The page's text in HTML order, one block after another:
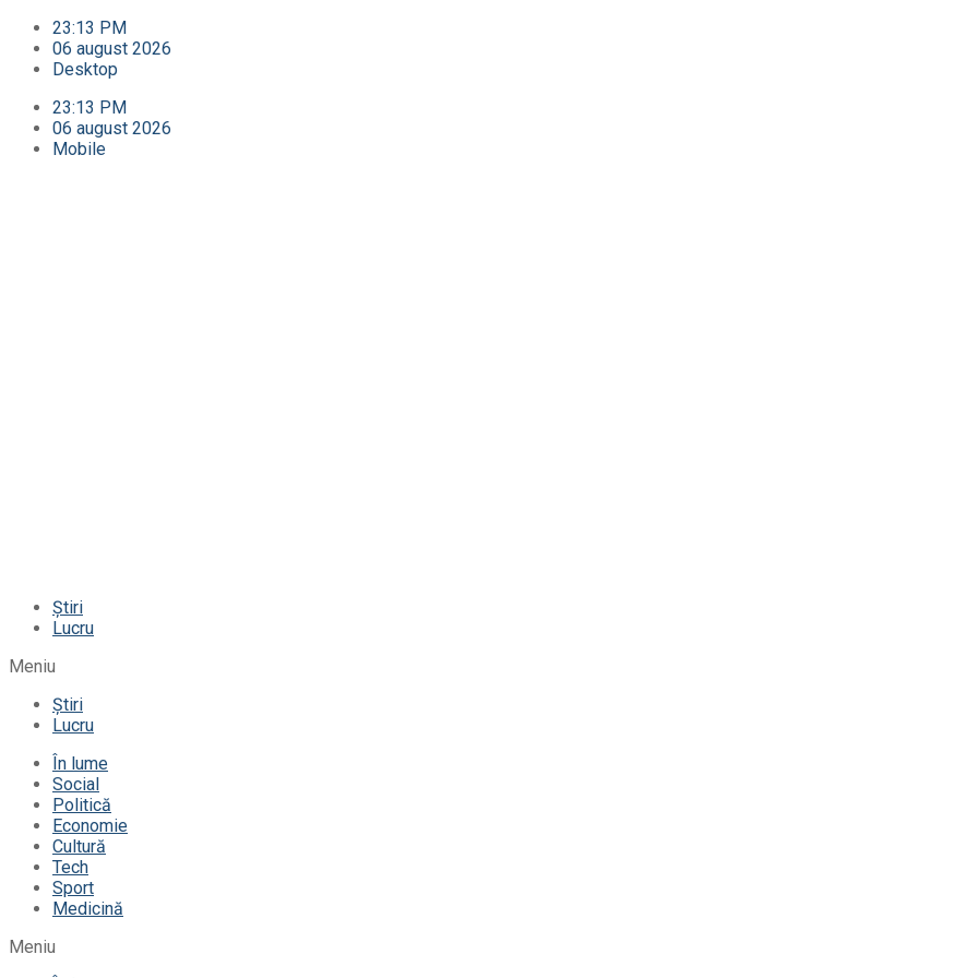
23:13 PM
06 august 2026
Desktop
23:13 PM
06 august 2026
Mobile
Știri
Lucru
Meniu
Știri
Lucru
În lume
Social
Politică
Economie
Cultură
Tech
Sport
Medicină
Meniu